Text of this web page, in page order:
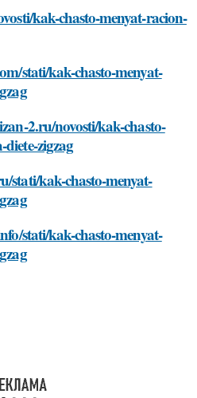
kak-chasto-menyat-racion-
stati/kak-chasto-menyat-
2.ru/novosti/kak-chasto-
zigzag
stati/kak-chasto-menyat-
stati/kak-chasto-menyat-